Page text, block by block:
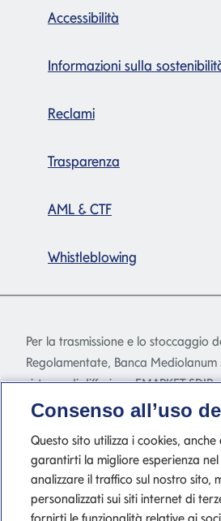
Accessibilità
Informazioni sulla
Reclami
Trasparenza
AML & CTF
Whistleblowing
Per la trasmissione e lo stoccaggio
Regolamentate, Banca Mediolanum
sistema di diffusione EMARKET
stoccaggio EMARKET Storage
Teleborsa S.r.l. - con sede Piazza di
seguito dell'autorizzazione e delle
22517 e 22518 del 23 novembre 2022.
Consenso all’uso
Questo sito utilizza i cookies,
garantirti la migliore esperienza
analizzare il traffico sul nostro sito,
personalizzati sui siti internet di